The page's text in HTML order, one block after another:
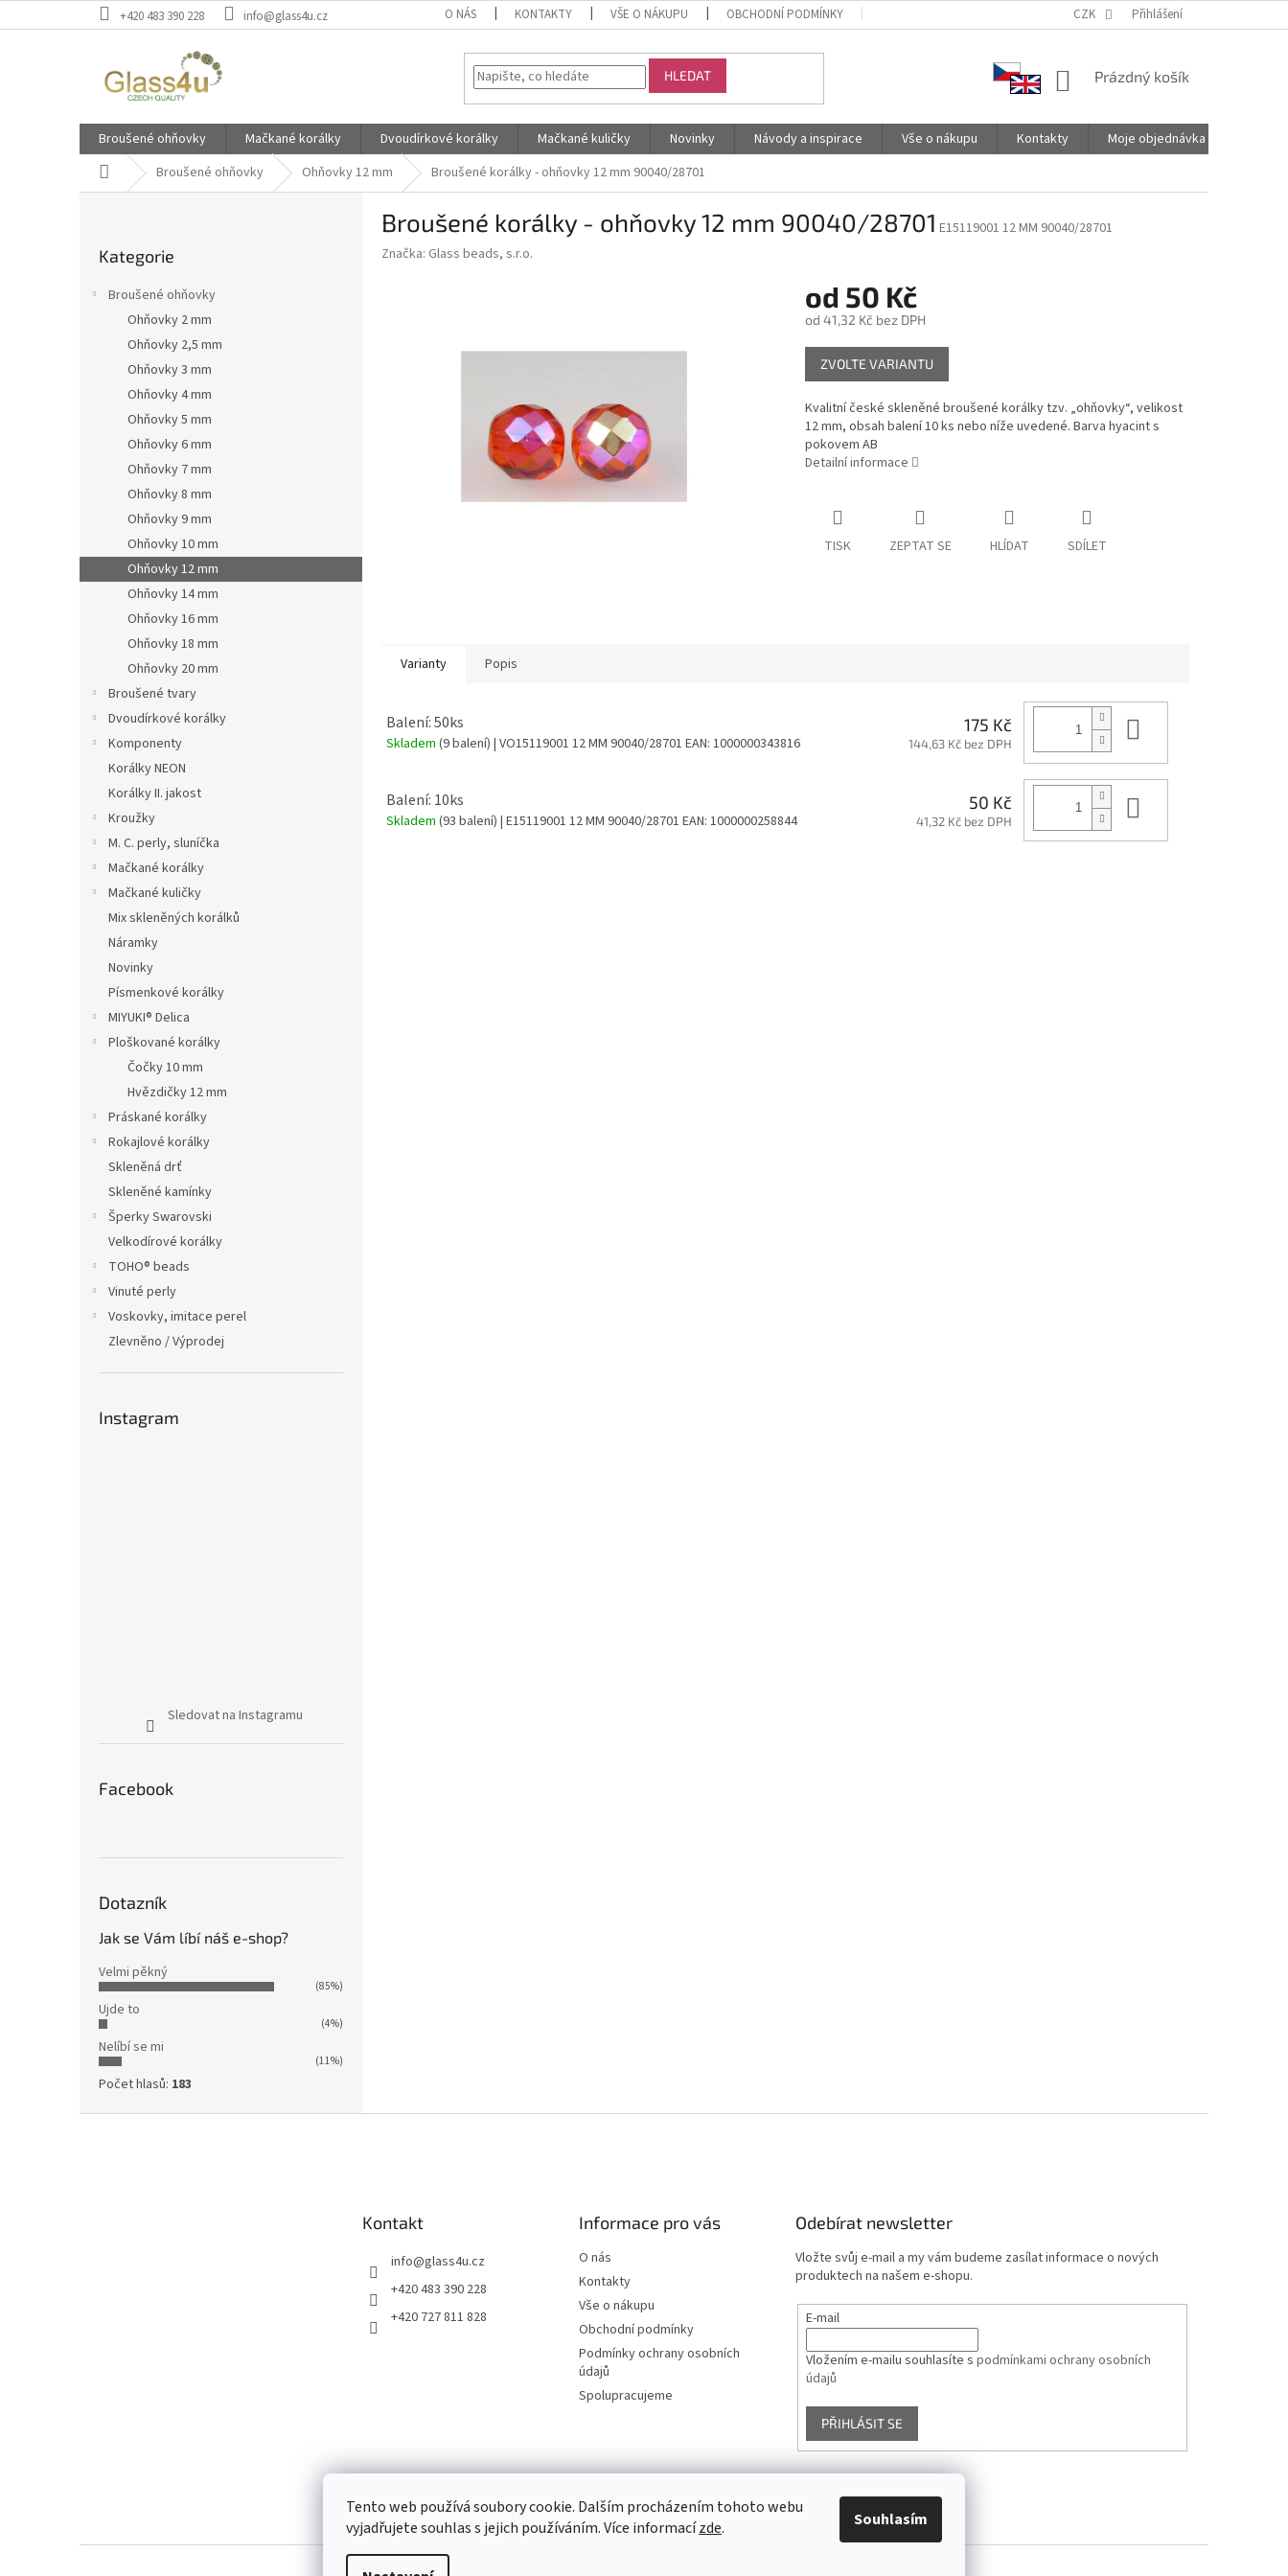
Tento web používá soubory cookie. Dalším procházením tohoto webu
vyjadřujete souhlas s jejich používáním. Více informacízde. Souhlasím
na
+420 483 390 228 info@glass4u.cz O NÁS KONTAKTY VŠE O NÁKUPU OBCHODNÍ PODMÍNKY PODMÍNKY OCHRANY OSOBNÍCH ÚDAJŮ SPOLUPRACUJEME
CZK Přihlášení
HLEDAT
NÁKUPNÍ
Prázdný košík
Broušené ohňovky Mačkané korálky Dvoudírkové korálky Mačkané kuličky Novinky Návody a inspirace Vše o nákupu Kontakty
Moje objednávka
Domů Broušené ohňovky Ohňovky 12 mm Broušené korálky - ohňovky 12 mm 90040/28701
kategorie
Kategorie
Broušené ohňovky
Ohňovky 2 mm
Ohňovky 2,5 mm
Ohňovky 3 mm
Ohňovky 4 mm
Ohňovky 5 mm
Ohňovky 6 mm
Ohňovky 7 mm
Ohňovky 8 mm
Ohňovky 9 mm
Ohňovky 10 mm
Ohňovky 12 mm
Ohňovky 14 mm
Ohňovky 16 mm
Ohňovky 18 mm
Ohňovky 20 mm
Broušené tvary
Dvoudírkové korálky
Komponenty
Korálky NEON
Korálky II. jakost
Kroužky
M. C. perly, sluníčka
Mačkané korálky
Mačkané kuličky
Mix skleněných korálků
Náramky
Novinky
Písmenkové korálky
MIYUKI® Delica
Ploškované korálky
Čočky 10 mm
Hvězdičky 12 mm
Práskané korálky
Rokajlové korálky
Skleněná drť
Skleněné kamínky
Šperky Swarovski
Velkodírové korálky
TOHO® beads
Vinuté perly
Voskovky, imitace perel
Zlevněno / Výprodej
Instagram
Sledovat na Instagramu
Facebook
Dotazník
Jak se Vám líbí náš e-shop?
Velmi pěkný
(85%)
Ujde to
(4%)
Nelíbí se mi
(11%)
Počet hlasů: 183
Broušené korálky - ohňovky 12 mm 90040/28701 E15119001 12 MM 90040/28701
Značka: Glass beads, s.r.o.
od 50 Kč
od 41,32 Kčbez DPH
Měrná
cena:
ZVOLTE VARIANTU
Kvalitní české skleněné broušené korálky tzv. „ohňovky“, velikost
12 mm, obsah balení 10 ks nebo níže uvedené. Barva hyacint s
pokovem AB
Detailní informace
TISK ZEPTAT SE HLÍDAT SDÍLET
Varianty Popis
Balení: 50ks
Skladem (9 balení) | VO15119001 12 MM 90040/28701 EAN: 1000000343816
175 Kč
144,63 Kč bez DPH
Balení: 10ks
Skladem (93 balení) | E15119001 12 MM 90040/28701 EAN: 1000000258844
50 Kč
41,32 Kč bez DPH
Kontakt
info@glass4u.cz
+420 483 390 228
+420 727 811 828
Informace pro vás
O nás
Kontakty
Vše o nákupu
Obchodní podmínky
Podmínky ochrany osobních
údajů
Spolupracujeme
Odebírat newsletter
Vložte svůj e-mail a my vám budeme zasílat informace o nových
produktech na našem e-shopu.
E-mail
Vložením e-mailu souhlasíte spodmínkami ochrany osobních
údajů
PŘIHLÁSIT SE
Facebook